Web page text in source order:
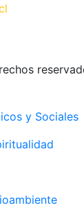
y Sociales